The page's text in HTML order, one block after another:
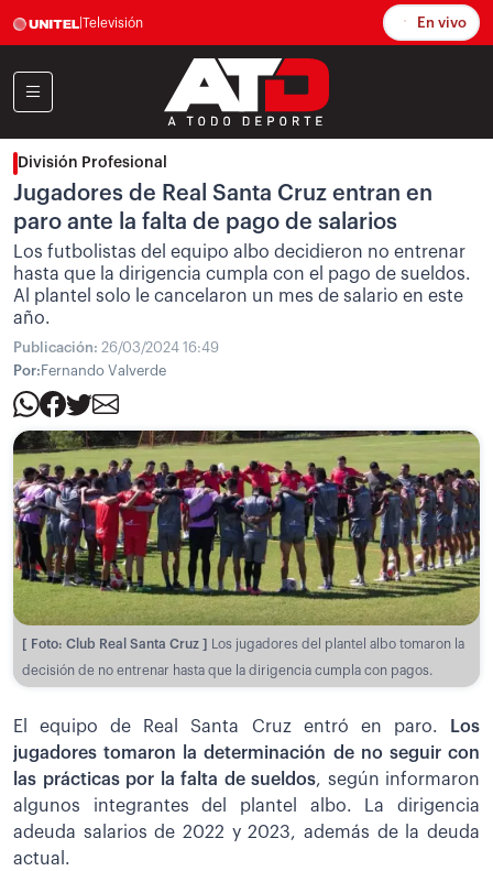
Televisión En vivo
División Profesional
Jugadores de Real Santa Cruz entran en
paro ante la falta de pago de salarios
Los futbolistas del equipo albo decidieron no entrenar
hasta que la dirigencia cumpla con el pago de sueldos.
Al plantel solo le cancelaron un mes de salario en este
año.
Publicación: 26/03/2024 16:49
Por: Fernando Valverde
[ Foto: Club Real Santa Cruz ]
Los jugadores del plantel albo tomaron la
decisión de no entrenar hasta que la dirigencia cumpla con pagos.
El equipo de Real Santa Cruz entró en paro.
Los
jugadores tomaron la determinación de no seguir con
las prácticas por la falta de sueldos, según informaron
algunos integrantes del plantel albo. La dirigencia
adeuda salarios de 2022 y 2023, además de la deuda
actual.